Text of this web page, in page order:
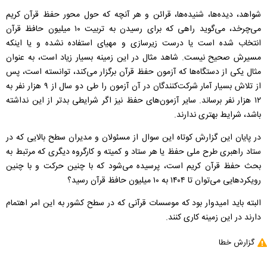
شواهد، دیده‌ها، شنیده‌ها، قرائن و هر آنچه که حول محور حفظ قرآن کریم
می‌چرخد، می‌گوید راهی که برای رسیدن به تربیت ۱۰ میلیون حافظ قرآن
انتخاب شده است یا درست زیرسازی و مهیای استفاده نشده و یا اینکه
مسیرش صحیح نیست. شاهد مثال در این زمینه بسیار زیاد است، به عنوان
مثال یکی از دستگاه‌ها که آزمون حفظ قرآن برگزار می‌کند، توانسته است، پس
از تلاش بسیار آمار شرکت‌کنندگان در آن آزمون را طی دو سال از ۹ هزار نفر به
۱۲ هزار نفر برساند. سایر آزمون‌های حفظ نیز اگر شرایطی بدتر از این نداشته
باشد، شرایط بهتری ندارند.
در پایان این گزارش کوتاه این سوال از مسئولان و مدیران سطح بالایی که در
ستاد راهبری طرح ملی حفظ یا هر ستاد و کمیته و کارگروه دیگری که مرتبط به
بحث حفظ قرآن کریم است، پرسیده می‌شود که با چنین حرکت و با چنین
رویکردهایی می‌توان تا ۱۴۰۴ به ۱۰ میلیون حافظ قرآن رسید؟
البته باید امیدوار بود که موسسات قرآنی که در سطح کشور به این امر اهتمام
دارند در این زمینه کاری کنند.
گزارش خطا